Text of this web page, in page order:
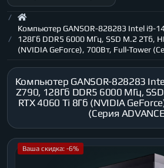
Компьютер GANSOR-828283 Intel i9-
128Гб DDR5 6000 МГц, SSD M.2 2Тб,
(NVIDIA GeForce), 700Вт, Full-Tower
Компьютер GANSOR-828283
Z790, 128Гб DDR5 6000 МГц,
RTX 4060 Ti 8Гб (NVIDIA
(Серия
Ваша скидка: -6%